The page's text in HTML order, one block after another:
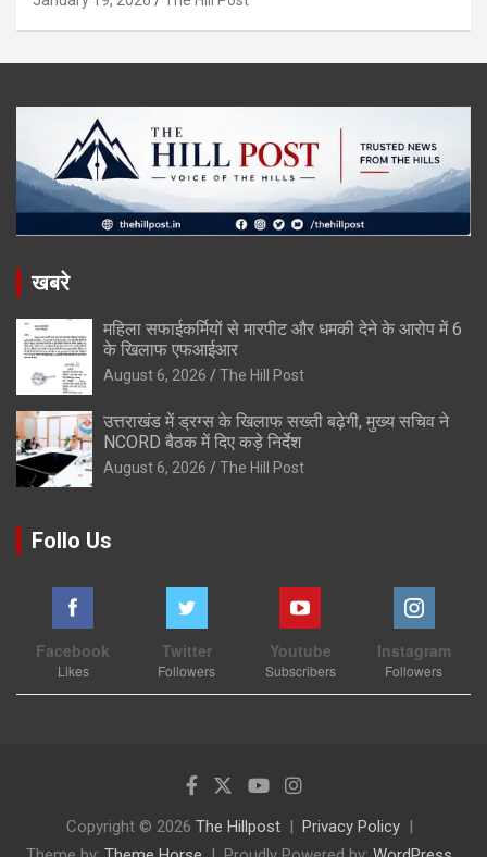
खबरे
महिला सफाईकर्मियों से मारपीट और धमकी देने के आरोप में 6
के खिलाफ एफआईआर
August 6, 2026 The Hill Post
उत्तराखंड में ड्रग्स के खिलाफ सख्ती बढ़ेगी, मुख्य सचिव ने
NCORD बैठक में दिए कड़े निर्देश
August 6, 2026 The Hill Post
Follo Us
Facebook
Likes
Twitter
Followers
Youtube
Subscribers
Instagram
Followers
Copyright © 2026 The Hillpost
Privacy Policy